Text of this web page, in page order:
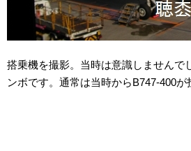
搭乗機を撮影。当時は意識しませんで
ンボです。通常は当時からB747-400が